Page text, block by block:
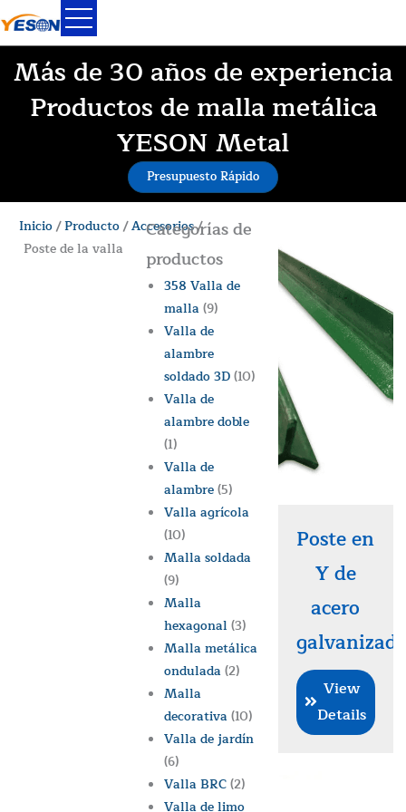
al
contenido
Más de 30 años de experiencia
Productos de malla metálica
YESON Metal
Presupuesto Rápido
Inicio/Producto/Accesorios/
Poste de la valla
Categorías de
productos
358 Valla de
malla(9)
Valla de
alambre
soldado 3D(10)
Valla de
alambre doble
(1)
Valla de
alambre(5)
Valla agrícola
(10)
Malla soldada
(9)
Malla
hexagonal (3)
Malla metálica
ondulada(2)
Malla
decorativa(10)
Valla de jardín
(6)
Valla BRC(2)
Valla de limo
Poste en
Y de
acero
View
Details